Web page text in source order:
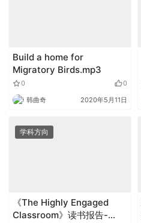
Build a home for
Migratory Birds.mp3
0 0
韩曲奇 2020年5月11日
学科方向
《The Highly Engaged
Classroom》读书报告-